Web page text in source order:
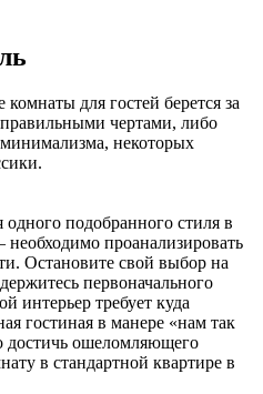
для гостей берется за
чертами, либо
некоторых
подобранного стиля в
проанализировать
Остановите свой выбор на
первоначального
интерьер требует куда
гостиная в манере «нам так
достичь ошеломляющего
в стандартной квартире в